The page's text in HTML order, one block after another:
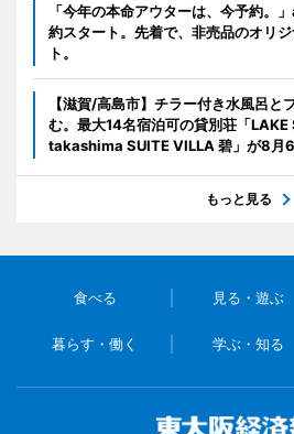
「今年の本命アウターは、今予約
約スタート。先着で、非売品のオリ
ト。
【滋賀/高島市】チラー付き水風呂と
む。最大14名宿泊可の貸別荘「
takashima SUITE VILLA 碧」が8月6
もっと見る
食べる 見る・遊ぶ
暮らす・働く 学ぶ・知る